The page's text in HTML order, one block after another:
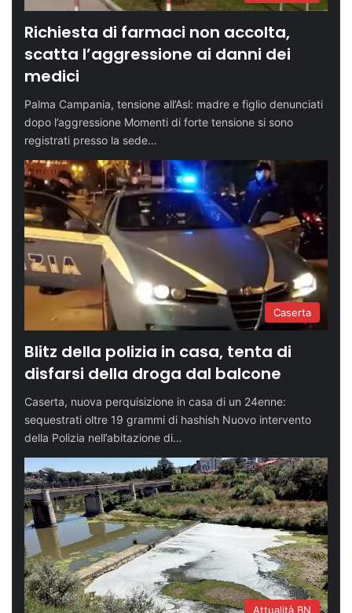
Richiesta di farmaci non accolta,
scatta l’aggressione ai danni dei
medici
Palma Campania, tensione all’Asl: madre e figlio denunciati
dopo l’aggressione Momenti di forte tensione si sono
registrati presso la sede…
Caserta
Blitz della polizia in casa, tenta di
disfarsi della droga dal balcone
Caserta, nuova perquisizione in casa di un 24enne:
sequestrati oltre 19 grammi di hashish Nuovo intervento
della Polizia nell’abitazione di…
Attualità BN